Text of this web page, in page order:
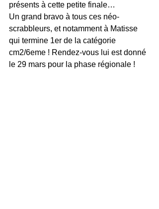
présents à cette petite finale…
Un grand bravo à tous ces néo-
scrabbleurs, et notamment à Matisse
qui termine 1er de la catégorie
cm2/6eme ! Rendez-vous lui est donné
le 29 mars pour la phase régionale !